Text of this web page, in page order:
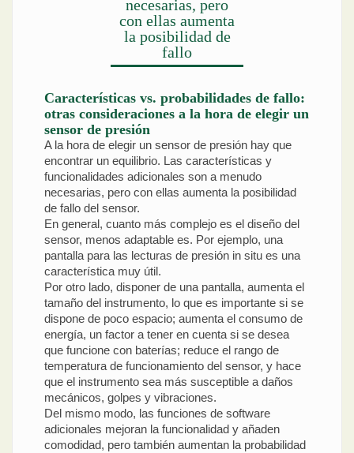
necesarias, pero
con ellas aumenta
la posibilidad de
fallo
Características vs. probabilidades de fallo:
otras consideraciones a la hora de elegir un
sensor de presión
A la hora de elegir un sensor de presión hay que
encontrar un equilibrio. Las características y
funcionalidades adicionales son a menudo
necesarias, pero con ellas aumenta la posibilidad
de fallo del sensor.
En general, cuanto más complejo es el diseño del
sensor, menos adaptable es. Por ejemplo, una
pantalla para las lecturas de presión in situ es una
característica muy útil.
Por otro lado, disponer de una pantalla, aumenta el
tamaño del instrumento, lo que es importante si se
dispone de poco espacio; aumenta el consumo de
energía, un factor a tener en cuenta si se desea
que funcione con baterías; reduce el rango de
temperatura de funcionamiento del sensor, y hace
que el instrumento sea más susceptible a daños
mecánicos, golpes y vibraciones.
Del mismo modo, las funciones de software
adicionales mejoran la funcionalidad y añaden
comodidad, pero también aumentan la probabilidad